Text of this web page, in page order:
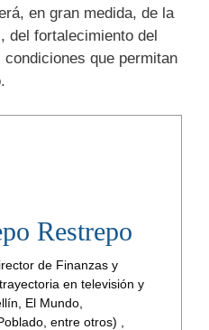
en gran medida, de la
del fortalecimiento del
que permitan
Restrepo
de Finanzas y
en televisión y
El Mundo,
entre otros) ,